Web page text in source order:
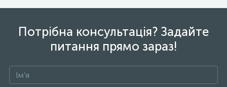
Потрібна консультація? Задайте
питання прямо зараз!